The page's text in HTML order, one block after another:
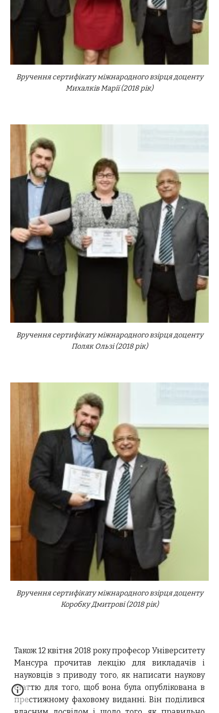
Вручення сертифікату міжнародного взірця доценту
Михалків Марії (2018 рік)
Вручення сертифікату міжнародного взірця доценту
Поляк Ользі (2018 рік)
Вручення сертифікату міжнародного взірця доценту
Коробку Дмитрові (2018 рік)
Також 12 квітня 2018 року професор Університету
Мансура прочитав лекцію для викладачів і
науковців з приводу того, як написати наукову
статтю для того, щоб вона була опублікована в
престижному фаховому виданні. Він поділився